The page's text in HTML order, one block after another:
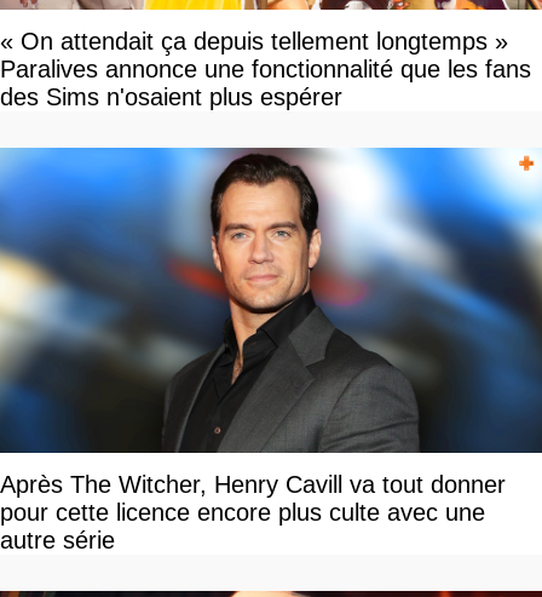
« On attendait ça depuis tellement longtemps »
Paralives annonce une fonctionnalité que les fans
des Sims n'osaient plus espérer
Après The Witcher, Henry Cavill va tout donner
pour cette licence encore plus culte avec une
autre série